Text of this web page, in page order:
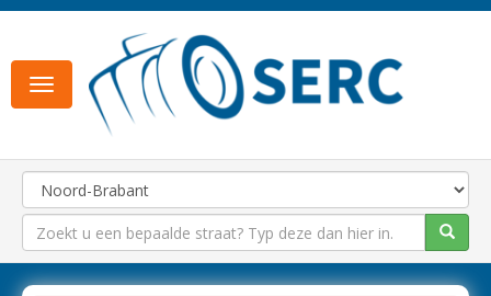
Toggle
navigation